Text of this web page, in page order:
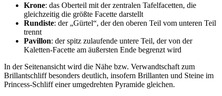
Krone: das Oberteil mit der zentralen Tafelfacetten, die
gleichzeitig die größte Facette darstellt
Rundiste: der „Gürtel“, der den oberen Teil vom unteren Teil
trennt
Pavillon: der spitz zulaufende untere Teil, der von der
Kaletten-Facette am äußersten Ende begrenzt wird
In der Seitenansicht wird die Nähe bzw. Verwandtschaft zum
Brillantschliff besonders deutlich, insofern Brillanten und Steine im
Princess-Schliff einer umgedrehten Pyramide gleichen.